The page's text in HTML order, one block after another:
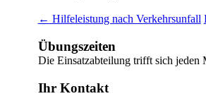
← Hilfeleistung nach Verkehrsunfall
Übungszeiten
Die Einsatzabteilung trifft sich jeden
Ihr Kontakt